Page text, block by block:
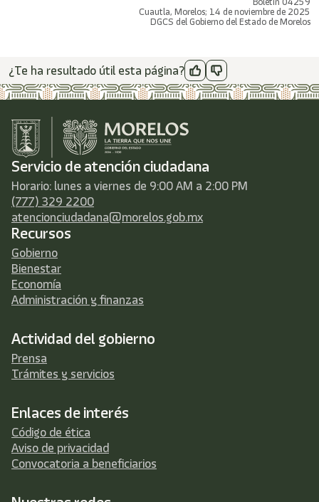
Cuautla, Morelos; 14 de noviembre de 2025
DGCS del Gobierno del Estado de Morelos
¿Te ha resultado útil esta página?
Servicio de atención ciudadana
Horario: lunes a viernes de 9:00 AM a 2:00 PM
(777) 329 2200
atencionciudadana@morelos.gob.mx
Recursos
Gobierno
Bienestar
Economía
Administración y finanzas
Actividad del gobierno
Prensa
Trámites y servicios
Enlaces de interés
Código de ética
Aviso de privacidad
Convocatoria a beneficiarios